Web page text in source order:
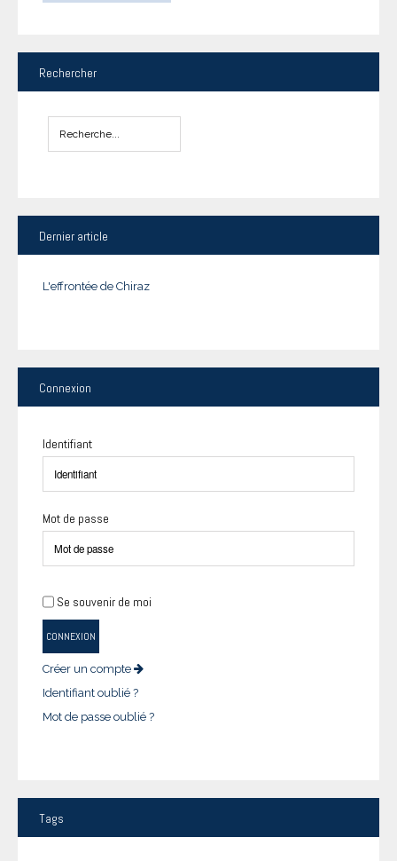
Rechercher
Dernier article
L'effrontée de Chiraz
Connexion
Identifiant
Mot de passe
Se souvenir de moi
CONNEXION
Créer un compte
Identifiant oublié ?
Mot de passe oublié ?
Tags